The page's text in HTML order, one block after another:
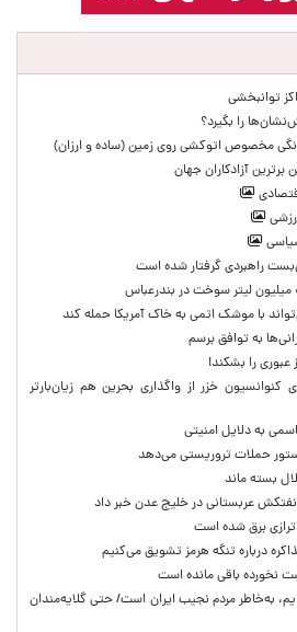
توانبخشی
را بگیرد؟
مخصوص اتوکشی روی زمین (ساده و ارزان)
آزادکاران جهان
راهبردی گرفتار شده است
با موشک اتمی به خاک آمریکا حمله کند
به توافق برسم
عبوری را بشکند!
کنوانسیون خزر از واگذاری بحرین هم زیان‌بارتر
به دلایل امنیتی
حملات تروریستی می‌دهد
بسته ماند
عربستانی در خلیج عدن خبر داد
برق شده است
درباره تنگه هرمز تشویق می‌کنیم
نخورده باقی مانده است
به‌خاطر مردم نجیب ایران است/ حتی گلایه‌مندان